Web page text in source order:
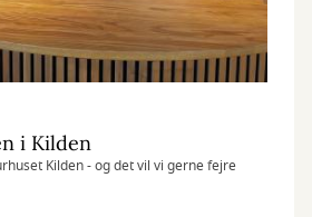
i Kilden
Kilden - og det vil vi gerne fejre